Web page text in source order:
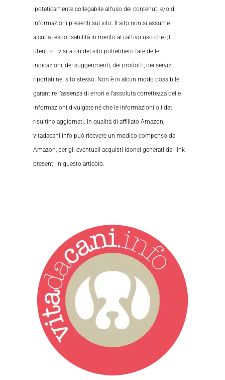
ipoteticamente collegabile all’uso dei contenuti e/o di
informazioni presenti sul sito. Il sito non si assume
alcuna responsabilità in merito al cattivo uso che gli
utenti o i visitatori del sito potrebbero fare delle
indicazioni, dei suggerimenti, dei prodotti, dei servizi
riportati nel sito stesso. Non è in alcun modo possibile
garantire l’assenza di errori e l’assoluta correttezza delle
informazioni divulgate né che le informazioni o i dati
risultino aggiornati. In qualità di affiliato Amazon,
vitadacani.info può ricevere un modico compenso da
Amazon, per gli eventuali acquisti idonei generati dai link
presenti in questo articolo.